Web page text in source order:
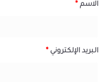
الاسم *
البريد الإلكتروني *